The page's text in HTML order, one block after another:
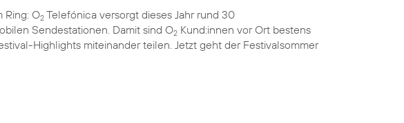
Ring: O2 Telefónica versorgt dieses Jahr rund 30
Sendestationen. Damit sind O2 Kund:innen vor Ort bestens
Highlights miteinander teilen. Jetzt geht der Festivalsommer